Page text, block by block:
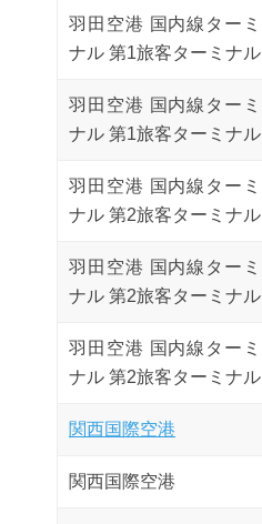
羽田空港 国内線ターミ
ナル 第1旅客ターミナル
羽田空港 国内線ターミ
ナル 第1旅客ターミナル
羽田空港 国内線ターミ
ナル 第2旅客ターミナル
羽田空港 国内線ターミ
ナル 第2旅客ターミナル
羽田空港 国内線ターミ
ナル 第2旅客ターミナル
関西国際空港
関西国際空港